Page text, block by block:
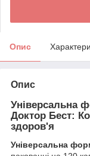
Опис
Опис
Універсальна
Доктор Бест:
здоров'я
Універсальна